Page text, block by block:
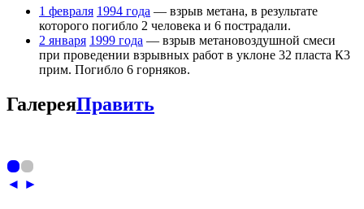
1 февраля 1994 года — взрыв метана, в результате
которого погибло 2 человека и 6 пострадали.
2 января 1999 года — взрыв метановоздушной смеси
при проведении взрывных работ в уклоне 32 пласта К3
прим. Погибло 6 горняков.
ГалереяПравить
◄ ►